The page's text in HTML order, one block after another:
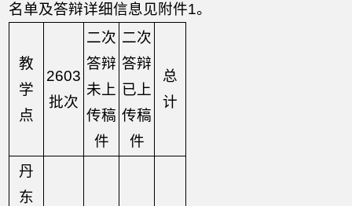
名单及答辩详细信息见附件1。
教
学
点
2603
批次
二次
答辩
未上
传稿
件
二次
答辩
已上
传稿
件
总
计
丹
东